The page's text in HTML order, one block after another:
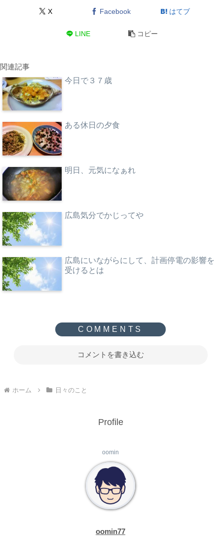
X Facebook はてブ
LINE コピー
関連記事
今日で３７歳
ある休日の夕食
明日、元気になぁれ
広島気分でかじってや
広島にいながらにして、計画停電の影響を
受けるとは
コメントを書き込む
ホーム 日々のこと
Profile
oomin
oomin77